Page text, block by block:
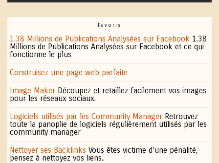
Favoris
1.38 Millions de Publications Analysées sur Facebook 1.38
Millions de Publications Analysées sur Facebook et ce qui
fonctionne le plus
Construisez une page web parfaite
Image Maker Découpez et retaillez facilement vos images
pour les réseaux sociaux.
Logiciels utilisés par les Community Manager Retrouvez
toute la panoplie de logiciels régulièrement utilisés par les
community manager
Nettoyer ses Backlinks Vous êtes victime d’une pénalité,
pensez à nettoyez vos liens..